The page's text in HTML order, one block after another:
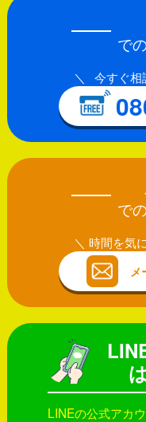
で
今すぐ相
で
時間を気
メ
LINEの公式アカ